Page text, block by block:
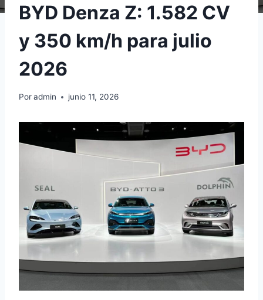
BYD Denza Z: 1.582 CV
y 350 km/h para julio
2026
Poradmin junio 11, 2026